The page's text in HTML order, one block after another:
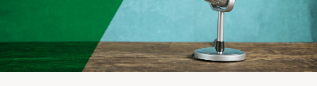
Structures syndicales
Assistance au Travail